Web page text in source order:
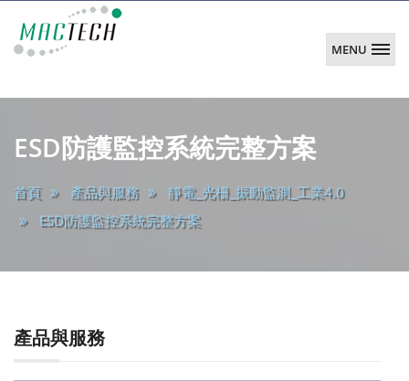
陽
技
MENU
main
ESD防護監控系統完整方案
首頁 產品與服務
靜電_光柵_振動監測_工業4.0
ESD防護監控系統完整方案
產品與服務